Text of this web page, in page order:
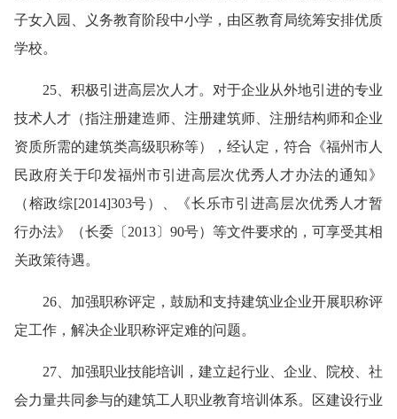
子女入园、义务教育阶段中小学，由区教育局统筹安排优质
学校。
25、积极引进高层次人才。对于企业从外地引进的专业
技术人才（指注册建造师、注册建筑师、注册结构师和企业
资质所需的建筑类高级职称等），经认定，符合《福州市人
民政府关于印发福州市引进高层次优秀人才办法的通知》
（榕政综[2014]303号）、《长乐市引进高层次优秀人才暂
行办法》（长委〔2013〕90号）等文件要求的，可享受其相
关政策待遇。
26、加强职称评定，鼓励和支持建筑业企业开展职称评
定工作，解决企业职称评定难的问题。
27、加强职业技能培训，建立起行业、企业、院校、社
会力量共同参与的建筑工人职业教育培训体系。区建设行业